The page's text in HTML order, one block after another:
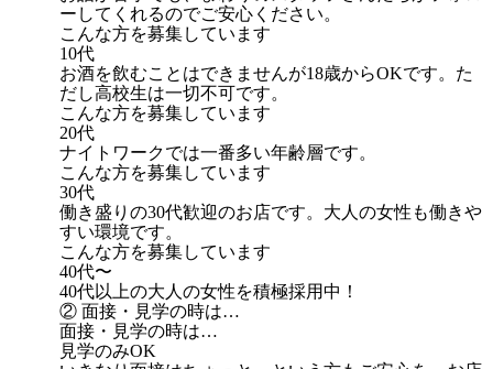
ーしてくれるのでご安心ください。
こんな方を募集しています
10代
お酒を飲むことはできませんが18歳からOKです。た
だし高校生は一切不可です。
こんな方を募集しています
20代
ナイトワークでは一番多い年齢層です。
こんな方を募集しています
30代
働き盛りの30代歓迎のお店です。大人の女性も働きや
すい環境です。
こんな方を募集しています
40代〜
40代以上の大人の女性を積極採用中！
② 面接・見学の時は…
面接・見学の時は…
見学のみOK